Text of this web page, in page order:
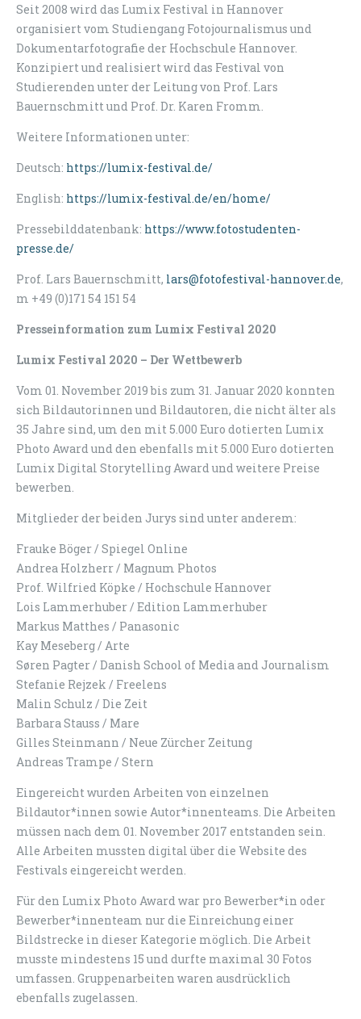
Seit 2008 wird das Lumix Festival in Hannover
organisiert vom Studiengang Fotojournalismus und
Dokumentarfotografie der Hochschule Hannover.
Konzipiert und realisiert wird das Festival von
Studierenden unter der Leitung von Prof. Lars
Bauernschmitt und Prof. Dr. Karen Fromm.
Weitere Informationen unter:
Deutsch: https://lumix-festival.de/
English: https://lumix-festival.de/en/home/
Pressebilddatenbank: https://www.fotostudenten-
presse.de/
Prof. Lars Bauernschmitt, lars@fotofestival-hannover.de,
m +49 (0)171 54 151 54
Presseinformation zum Lumix Festival 2020
Lumix Festival 2020 – Der Wettbewerb
Vom 01. November 2019 bis zum 31. Januar 2020 konnten
sich Bildautorinnen und Bildautoren, die nicht älter als
35 Jahre sind, um den mit 5.000 Euro dotierten Lumix
Photo Award und den ebenfalls mit 5.000 Euro dotierten
Lumix Digital Storytelling Award und weitere Preise
bewerben.
Mitglieder der beiden Jurys sind unter anderem:
Frauke Böger / Spiegel Online
Andrea Holzherr / Magnum Photos
Prof. Wilfried Köpke / Hochschule Hannover
Lois Lammerhuber / Edition Lammerhuber
Markus Matthes / Panasonic
Kay Meseberg / Arte
Søren Pagter / Danish School of Media and Journalism
Stefanie Rejzek / Freelens
Malin Schulz / Die Zeit
Barbara Stauss / Mare
Gilles Steinmann / Neue Zürcher Zeitung
Andreas Trampe / Stern
Eingereicht wurden Arbeiten von einzelnen
Bildautor*innen sowie Autor*innenteams. Die Arbeiten
müssen nach dem 01. November 2017 entstanden sein.
Alle Arbeiten mussten digital über die Website des
Festivals eingereicht werden.
Für den Lumix Photo Award war pro Bewerber*in oder
Bewerber*innenteam nur die Einreichung einer
Bildstrecke in dieser Kategorie möglich. Die Arbeit
musste mindestens 15 und durfte maximal 30 Fotos
umfassen. Gruppenarbeiten waren ausdrücklich
ebenfalls zugelassen.